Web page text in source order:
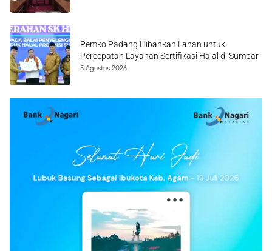
Pemko Padang Hibahkan Lahan untuk
Percepatan Layanan Sertifikasi Halal di Sumbar
5 Agustus 2026